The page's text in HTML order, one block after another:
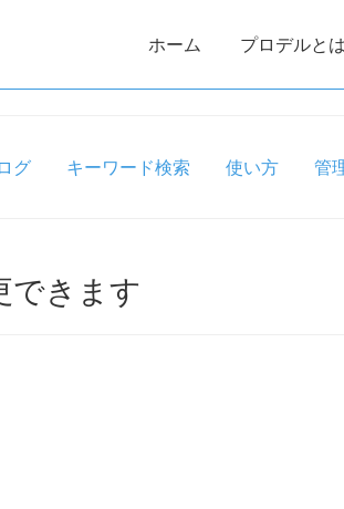
ホーム プロデルとは
グ キーワード検索 使い方 管
できます